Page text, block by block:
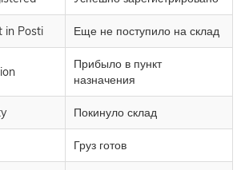
in Posti Еще не поступило на склад
Прибыло в пункт
назначения
Покинуло склад
Груз готов